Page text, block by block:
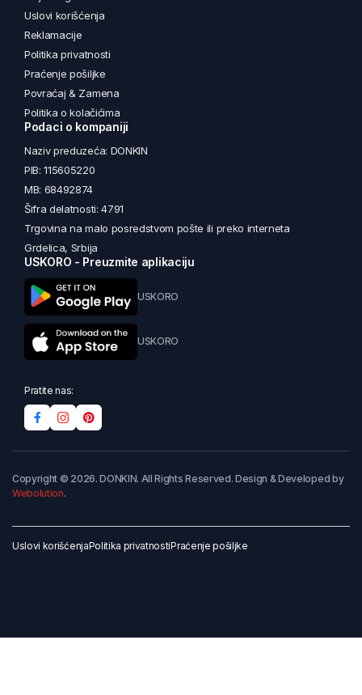
Uslovi korišćenja
Reklamacije
Politika privatnosti
Praćenje pošiljke
Povraćaj & Zamena
Politika o kolačićima
Podaci o kompaniji
Naziv preduzeća: DONKIN
PIB: 115605220
MB: 68492874
Šifra delatnosti: 4791
Trgovina na malo posredstvom pošte ili preko interneta
Grdelica, Srbija
USKORO - Preuzmite aplikaciju
USKORO
USKORO
Pratite nas:
Copyright © 2026. DONKIN. All Rights Reserved. Design & Developed by
Webolution.
Uslovi korišćenjaPolitika privatnostiPraćenje pošiljke